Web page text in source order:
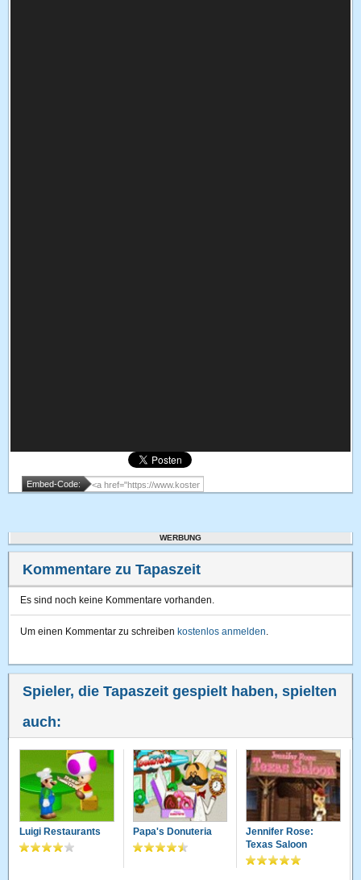
Embed-Code:
WERBUNG
Kommentare zu Tapaszeit
Es sind noch keine Kommentare vorhanden.
Um einen Kommentar zu schreiben kostenlos anmelden.
Spieler, die Tapaszeit gespielt haben, spielten
auch:
Luigi Restaurants Papa's Donuteria
Jennifer Rose:
Texas Saloon